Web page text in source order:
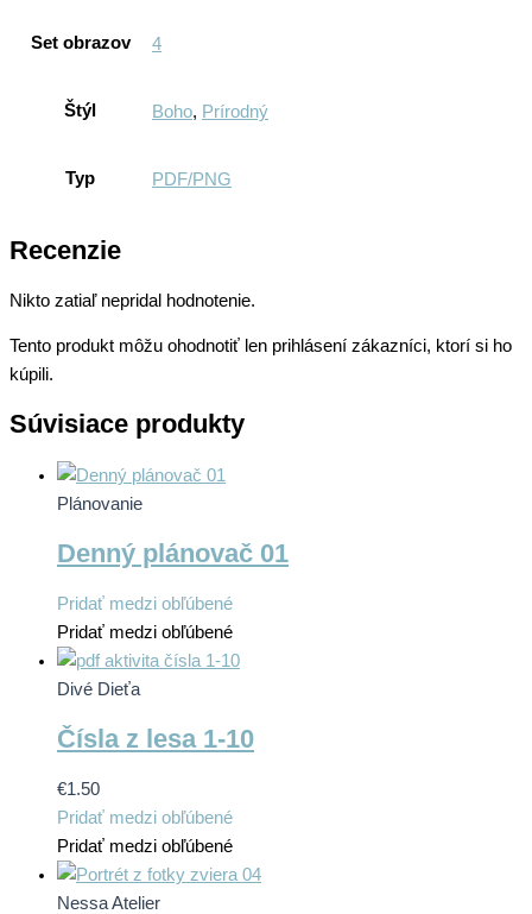
Set obrazov 4
Štýl Boho, Prírodný
Typ PDF/PNG
Recenzie
Nikto zatiaľ nepridal hodnotenie.
Tento produkt môžu ohodnotiť len prihlásení zákazníci, ktorí si ho
kúpili.
Súvisiace produkty
Plánovanie
Denný plánovač 01
Pridať medzi obľúbené
Pridať medzi obľúbené
Divé Dieťa
Čísla z lesa 1-10
€1.50Tento
produkt
má
viacero
variantov.
Pridať medzi obľúbené
Pridať medzi obľúbené
Nessa Atelier